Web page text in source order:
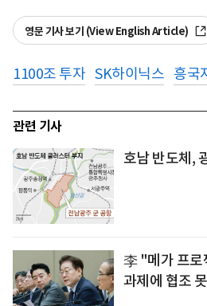
영문 기사 보기 (View English Article)
1100조 투자 SK하이닉스 흥국
관련 기사
호남 반도체,
李 "메가 프로
과제에 협조